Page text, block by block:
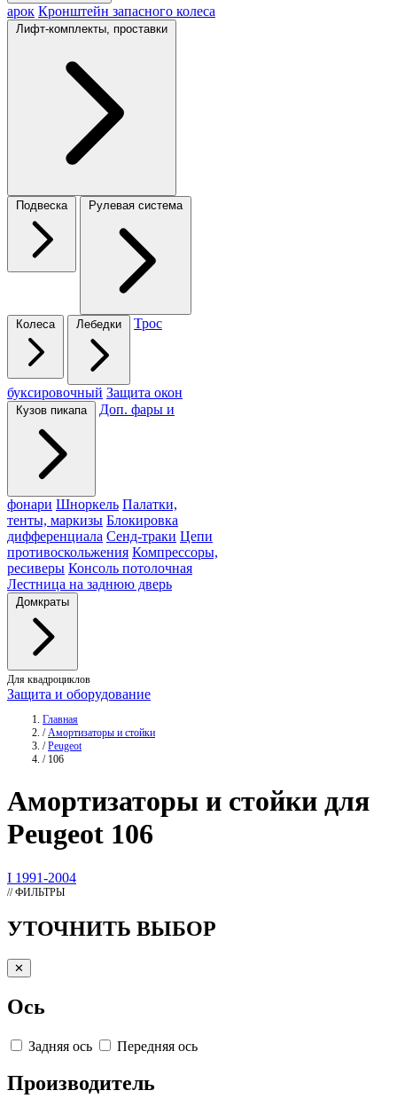
арок Кронштейн запасного колеса
Лифт-комплекты, проставки
Подвеска Рулевая система
Колеса Лебедки Трос
буксировочный Защита окон
Кузов пикапа Доп. фары и
фонари Шноркель Палатки,
тенты, маркизы Блокировка
дифференциала Сенд-траки Цепи
противоскольжения Компрессоры,
ресиверы Консоль потолочная
Лестница на заднюю дверь
Домкраты
Для квадроциклов
Защита и оборудование
Главная
/ Амортизаторы и стойки
/ Peugeot
/ 106
Амортизаторы и стойки для
Peugeot 106
I 1991-2004
// ФИЛЬТРЫ
УТОЧНИТЬ ВЫБОР
✕
Ось
Задняя ось Передняя ось
Производитель